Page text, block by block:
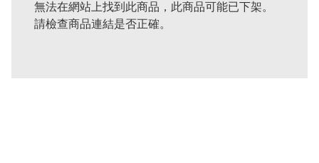
無法在網站上找到此商品，此商品可能已下架。
請檢查商品連結是否正確。